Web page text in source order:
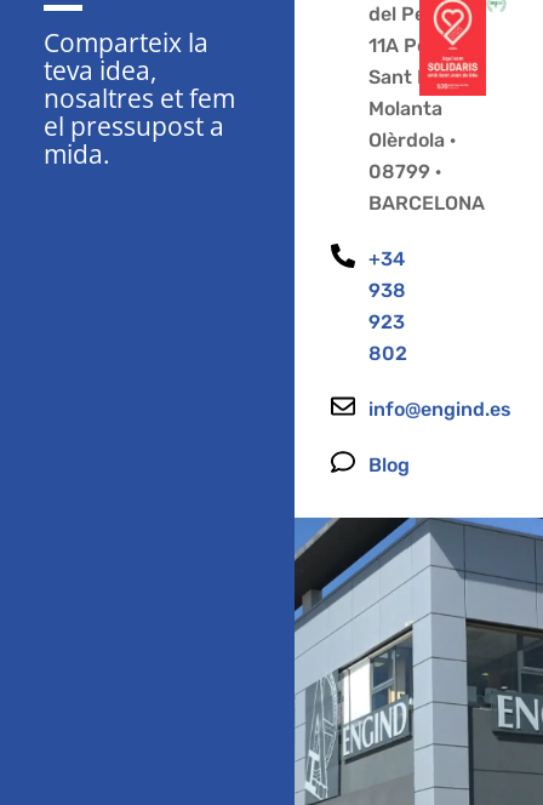
Comparteix la
teva idea,
nosaltres et fem
el pressupost a
mida.
del Penedès
11A Polígon
Sant Pere
Molanta
Olèrdola ·
08799 ·
BARCELONA
+34
938
923
802
info@engind.es
Blog